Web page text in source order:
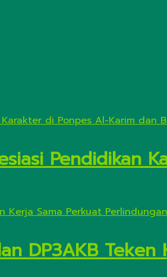
Pendidikan
DP3AKB